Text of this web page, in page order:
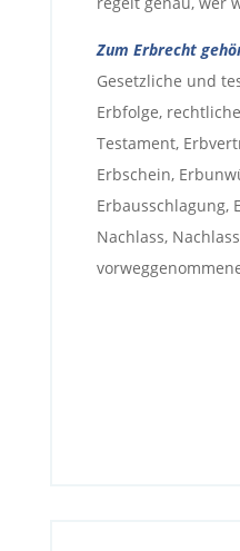
Zum Erbrecht
Gesetzliche und
Erbfolge,
Testament,
Erbschein,
Erbausschlagung,
Nachlass,